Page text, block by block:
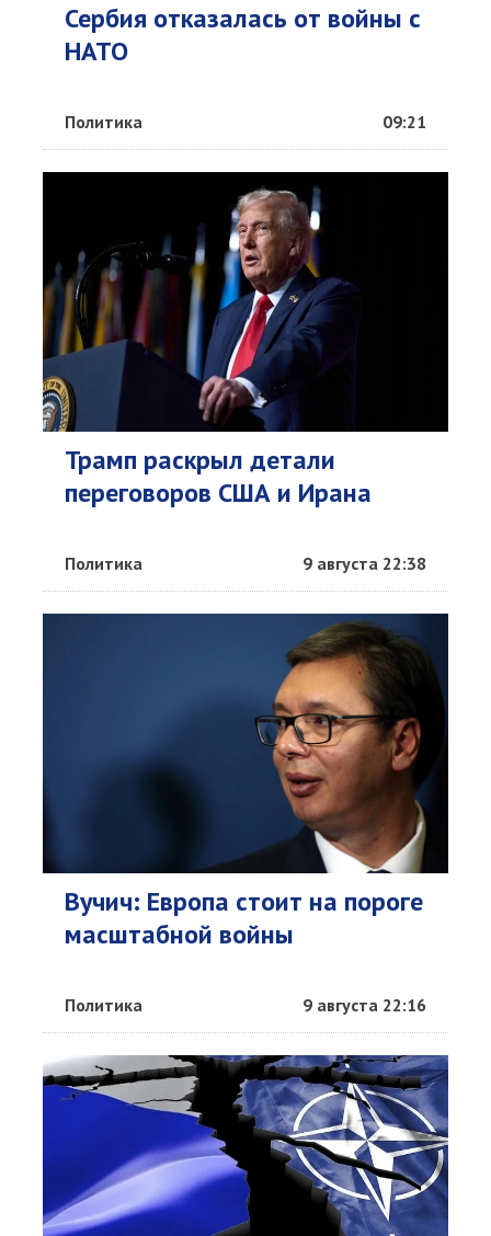
Сербия отказалась от войны с
НАТО
Политика 09:21
Трамп раскрыл детали
переговоров США и Ирана
Политика 9 августа 22:38
Вучич: Европа стоит на пороге
масштабной войны
Политика 9 августа 22:16